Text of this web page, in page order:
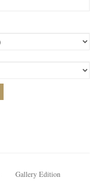
Gallery Edition